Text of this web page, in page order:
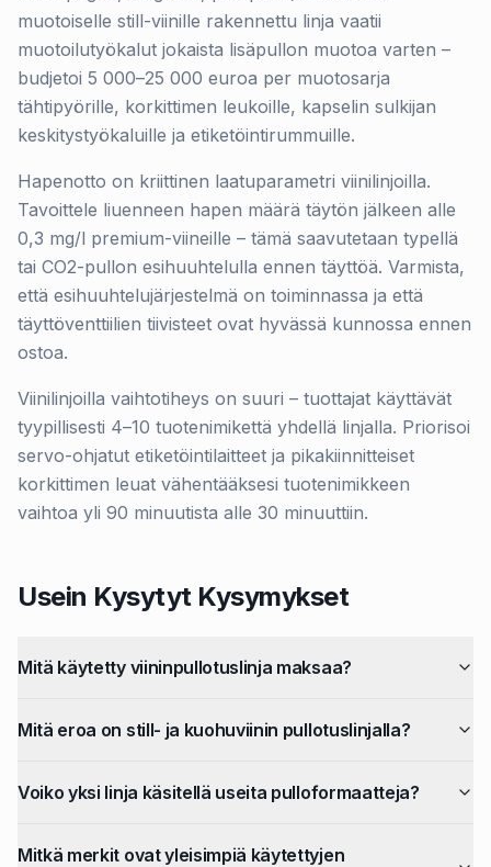
muotoiselle still-viinille rakennettu linja vaatii
muotoilutyökalut jokaista lisäpullon muotoa varten –
budjetoi 5 000–25 000 euroa per muotosarja
tähtipyörille, korkittimen leukoille, kapselin sulkijan
keskitystyökaluille ja etiketöintirummuille.
Hapenotto on kriittinen laatuparametri viinilinjoilla.
Tavoittele liuenneen hapen määrä täytön jälkeen alle
0,3 mg/l premium-viineille – tämä saavutetaan typellä
tai CO2-pullon esihuuhtelulla ennen täyttöä. Varmista,
että esihuuhtelujärjestelmä on toiminnassa ja että
täyttöventtiilien tiivisteet ovat hyvässä kunnossa ennen
ostoa.
Viinilinjoilla vaihtotiheys on suuri – tuottajat käyttävät
tyypillisesti 4–10 tuotenimikettä yhdellä linjalla. Priorisoi
servo-ohjatut etiketöintilaitteet ja pikakiinnitteiset
korkittimen leuat vähentääksesi tuotenimikkeen
vaihtoa yli 90 minuutista alle 30 minuuttiin.
Usein Kysytyt Kysymykset
Mitä käytetty viininpullotuslinja maksaa?
Mitä eroa on still- ja kuohuviinin pullotuslinjalla?
Voiko yksi linja käsitellä useita pulloformaatteja?
Mitkä merkit ovat yleisimpiä käytettyjen